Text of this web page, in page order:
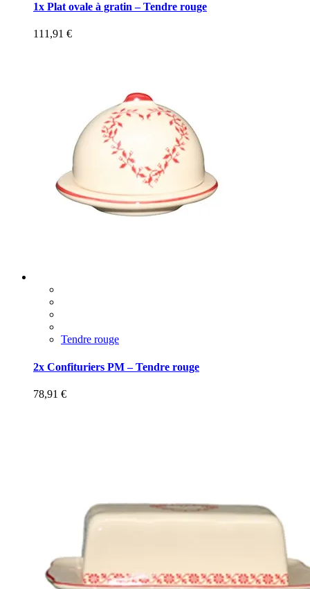
1x Plat ovale à gratin – Tendre rouge
111,91 €
Tendre rouge
2x Confituriers PM – Tendre rouge
78,91 €